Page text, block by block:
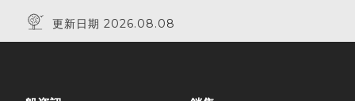
更新日期 2026.08.08